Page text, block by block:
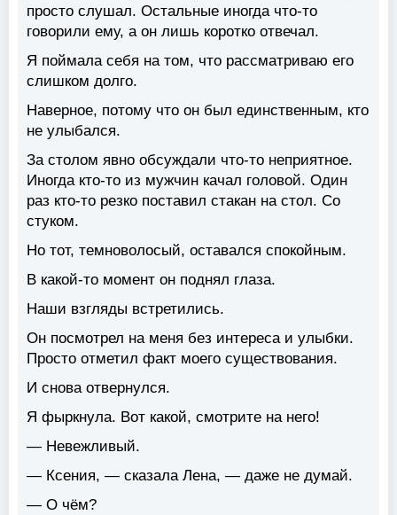
просто слушал. Остальные иногда что-то
говорили ему, а он лишь коротко отвечал.
Я поймала себя на том, что рассматриваю его
слишком долго.
Наверное, потому что он был единственным, кто
не улыбался.
За столом явно обсуждали что-то неприятное.
Иногда кто-то из мужчин качал головой. Один
раз кто-то резко поставил стакан на стол. Со
стуком.
Но тот, темноволосый, оставался спокойным.
В какой-то момент он поднял глаза.
Наши взгляды встретились.
Он посмотрел на меня без интереса и улыбки.
Просто отметил факт моего существования.
И снова отвернулся.
Я фыркнула. Вот какой, смотрите на него!
— Невежливый.
— Ксения, — сказала Лена, — даже не думай.
— О чём?